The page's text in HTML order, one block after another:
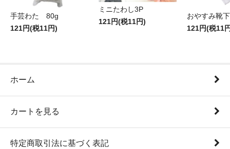
手芸わた 80g
121円(税11円)
ミニたわし3P
121円(税11円)
おやすみ靴下
121円(税11
ホーム
カートを見る
特定商取引法に基づく表記